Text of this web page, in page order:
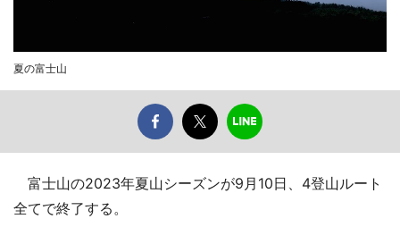
夏の富士山
富士山の2023年夏山シーズンが9月10日、4登山ルート
全てで終了する。